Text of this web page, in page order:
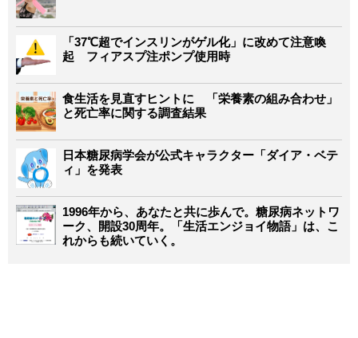
「37℃超でインスリンがゲル化」に改めて注意喚
起 フィアスプ注ポンプ使用時
食生活を見直すヒントに 「栄養素の組み合わせ」
と死亡率に関する調査結果
日本糖尿病学会が公式キャラクター「ダイア・ベテ
ィ」を発表
1996年から、あなたと共に歩んで。糖尿病ネットワ
ーク、開設30周年。「生活エンジョイ物語」は、こ
れからも続いていく。